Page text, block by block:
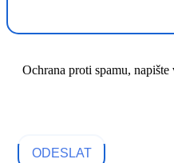
Ochrana proti spamu,